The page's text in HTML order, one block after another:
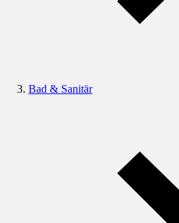
Bad & Sanitär